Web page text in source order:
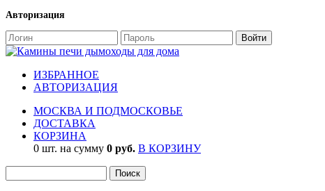
Авторизация
ИЗБРАННОЕ
АВТОРИЗАЦИЯ
МОСКВА И ПОДМОСКОВЬЕ
ДОСТАВКА
КОРЗИНА
0 шт. на сумму 0 руб. В КОРЗИНУ